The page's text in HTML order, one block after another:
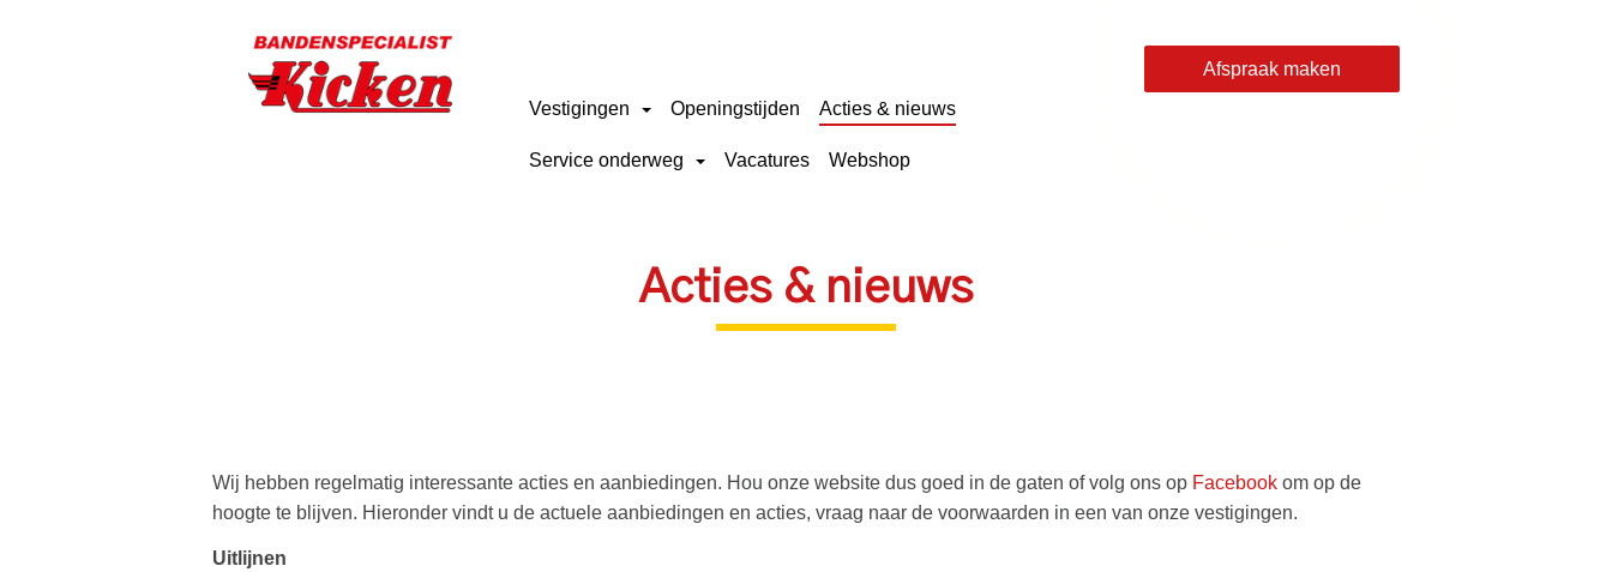
Vestigingen Openingstijden Acties & nieuws
Service onderweg Vacatures Webshop
Afspraak maken
Acties & nieuws
Wij hebben regelmatig interessante acties en aanbiedingen. Hou onze website dus goed in de gaten of volg ons op Facebook om op de
hoogte te blijven. Hieronder vindt u de actuele aanbiedingen en acties, vraag naar de voorwaarden in een van onze vestigingen.
Uitlijnen